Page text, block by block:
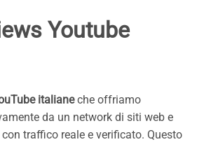
Youtube
italianeche offriamo
da un network di siti web e
traffico reale e verificato. Questo